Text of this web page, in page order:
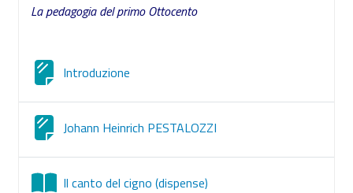
La pedagogia del primo Ottocento
Introduzione
Johann Heinrich PESTALOZZI
Il canto del cigno (dispense)